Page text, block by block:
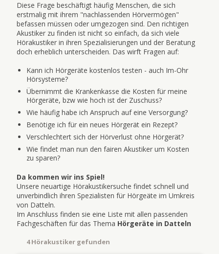
Diese Frage beschäftigt häufig Menschen, die sich
erstmalig mit ihrem "nachlassenden Hörvermögen"
befassen müssen oder umgezogen sind. Den richtigen
Akustiker zu finden ist nicht so einfach, da sich viele
Hörakustiker in ihren Spezialisierungen und der Beratung
doch erheblich unterscheiden. Das wirft Fragen auf:
Kann ich Hörgeräte kostenlos testen - auch Im-Ohr
Hörsysteme?
Übernimmt die Krankenkasse die Kosten für meine
Hörgeräte, bzw wie hoch ist der Zuschuss?
Wie häufig habe ich Anspruch auf eine Versorgung?
Benötige ich für ein neues Hörgerät ein Rezept?
Verschlechtert sich der Hörverlust ohne Hörgerät?
Wie findet man nun den fairen Akustiker um Kosten
zu sparen?
Da kommen wir ins Spiel!
Unsere neuartige Hörakustikersuche findet schnell und
unverbindlich ihren Spezialisten für Hörgeäte im Umkreis
von Datteln.
Im Anschluss finden sie eine Liste mit allen passenden
Fachgeschäften für das Thema Hörgeräte in Datteln
4 Hörakustiker gefunden